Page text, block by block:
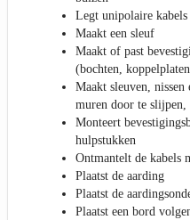
Legt unipolaire kabels
Maakt een sleuf
Maakt of past
(bochten,
Maakt sleuven,
muren door te slijpen,
Monteert
hulpstukken
Ontmantelt de kabels
Plaatst de aarding
Plaatst de
Plaatst een bord